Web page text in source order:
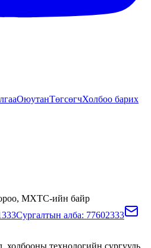
ОюутанТөгсөгчХолбоо барих
МХТС-ийн байр
Сургалтын алба: 77602333
технологийн сургууль.